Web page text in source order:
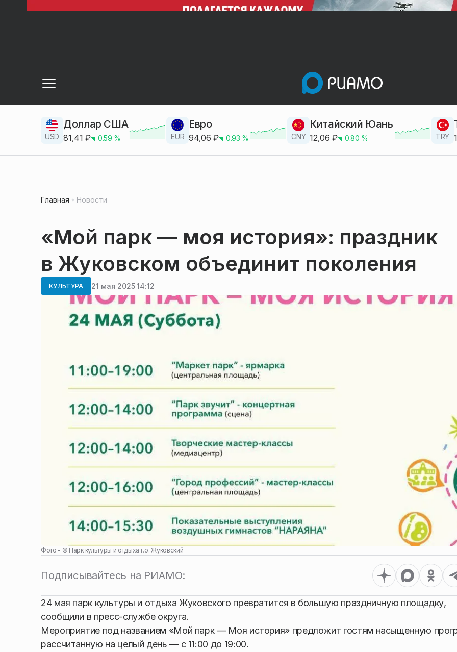
USD
Доллар США
81,41 ₽ 0.59 % EUR
Евро
94,06 ₽ 0.93 % CNY
Китайский Юань
12,06 ₽ 0.80 % TRY
Главная Новости
«Мой парк — моя история»: праздник
в Жуковском объединит поколения
КУЛЬТУРА 21 мая 2025 14:12
Фото - © Парк культуры и отдыха г.о. Жуковский
Подписывайтесь на РИАМО:
24 мая парк культуры и отдыха Жуковского превратится в большую праздничную площадку,
сообщили в пресс-службе округа.
Мероприятие под названием «Мой парк — Моя история» предложит гостям насыщенную
рассчитанную на целый день — с 11:00 до 19:00.